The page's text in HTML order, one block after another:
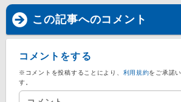
この記事へのコメント
コメントをする
※コメントを投稿することにより、 利用規約をご承諾
す。